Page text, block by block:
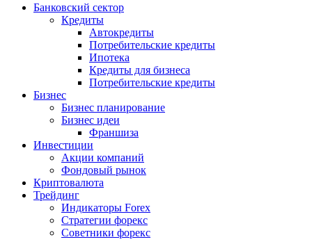
Банковский сектор
Кредиты
Автокредиты
Потребительские кредиты
Ипотека
Кредиты для бизнеса
Потребительские кредиты
Бизнес
Бизнес планирование
Бизнес идеи
Франшиза
Инвестиции
Акции компаний
Фондовый рынок
Криптовалюта
Трейдинг
Индикаторы Forex
Стратегии форекс
Советники форекс